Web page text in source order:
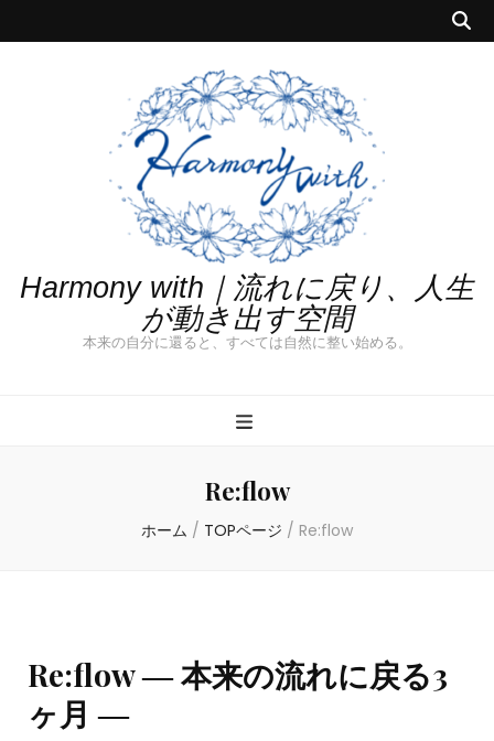
Harmony with｜流れに戻り、人生
が動き出す空間
本来の自分に還ると、すべては自然に整い始める。
Re:flow
ホーム / TOPページ / Re:flow
Re:flow ― 本来の流れに戻る3
ヶ月 ―